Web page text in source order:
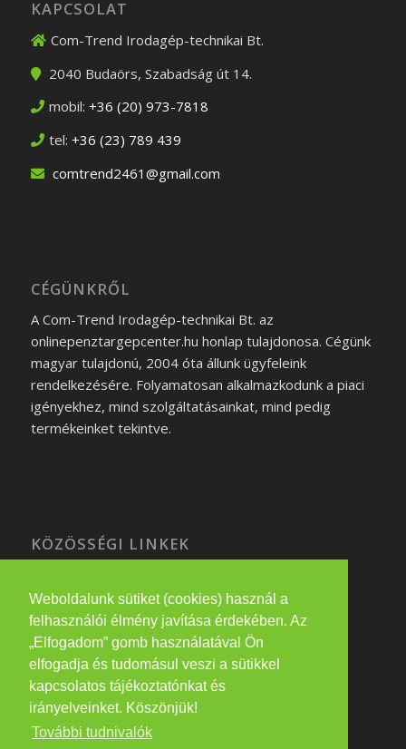
Weboldalunk sütiket (cookies) használ a
felhasználói élmény javítása érdekében. Az
„Elfogadom” gomb használatával Ön
elfogadja és tudomásul veszi a sütikkel
kapcsolatos tájékoztatónkat és
irányelveinket. Köszönjük!
További tudnivalók
KAPCSOLAT
Com-Trend Irodagép-technikai Bt.
2040 Budaörs, Szabadság út 14.
mobil: +36 (20) 973-7818
tel: +36 (23) 789 439
comtrend2461@gmail.com
CÉGÜNKRŐL
A Com-Trend Irodagép-technikai Bt. az
onlinepenztargepcenter.hu honlap tulajdonosa. Cégünk
magyar tulajdonú, 2004 óta állunk ügyfeleink
rendelkezésére. Folyamatosan alkalmazkodunk a piaci
igényekhez, mind szolgáltatásainkat, mind pedig
termékeinket tekintve.
KÖZÖSSÉGI LINKEK
PARTNEREINK
eatwithme.hu